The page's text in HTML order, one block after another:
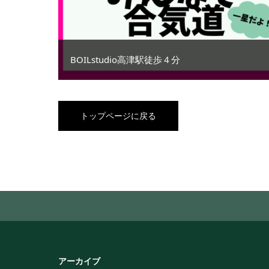
BOILstudio高津駅徒歩４分
トップページに戻る
アーカイブ